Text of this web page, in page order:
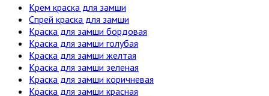
Крем краска для замши
Спрей краска для замши
Краска для замши бордовая
Краска для замши голубая
Краска для замши желтая
Краска для замши зеленая
Краска для замши коричневая
Краска для замши красная